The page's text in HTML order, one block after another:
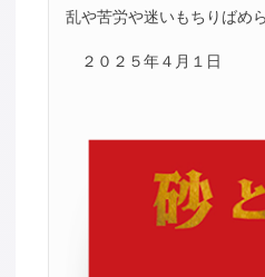
乱や苦労や迷いもちりばめ
２０２５年４月１日